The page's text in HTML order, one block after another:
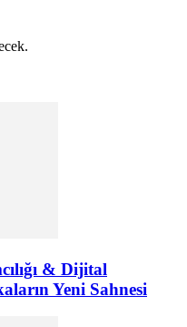
& Dijital
Yeni Sahnesi